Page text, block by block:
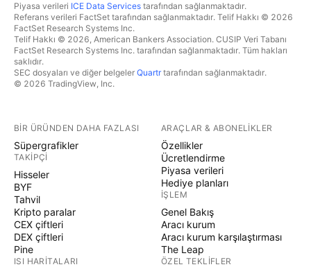
Piyasa verileri ICE Data Services tarafından sağlanmaktadır.
Referans verileri FactSet tarafından sağlanmaktadır. Telif Hakkı © 2026
FactSet Research Systems Inc.
Telif Hakkı © 2026, American Bankers Association. CUSIP Veri Tabanı
FactSet Research Systems Inc. tarafından sağlanmaktadır. Tüm hakları
saklıdır.
SEC dosyaları ve diğer belgeler Quartrtarafından sağlanmaktadır.
© 2026 TradingView, Inc.
BIR ÜRÜNDEN DAHA FAZLASI
Süpergrafikler
TAKIPÇI
Hisseler
BYF
Tahvil
Kripto paralar
CEX çiftleri
DEX çiftleri
Pine
ISI HARITALARI
ARAÇLAR & ABONELIKLER
Özellikler
Ücretlendirme
Piyasa verileri
Hediye planları
İŞLEM
Genel Bakış
Aracı kurum
Aracı kurum karşılaştırması
The Leap
ÖZEL TEKLIFLER